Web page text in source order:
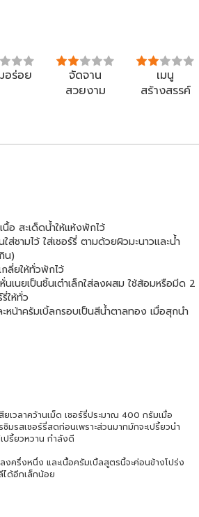
อร่อย
จัดจาน
สวยงาม
เมนู
สร้างสรรค์
อ สะเด็ดน้ำให้แห้งพักไว้
ชามไว้ ใส่เชอร์รี่ ตามด้วยผิวมะนาวและน้ำ
น)
ลี่ยให้ทั่วพักไว้
เนยเป็นชิ้นเต๋าเล็กใส่ลงผสม ใช้ส้อมหรือมีด 2
ให้ทั่ว
น้าครัมเบิ้ลกรอบเป็นสีน้ำตาลทอง เมื่อสุกนำ
เวลาคว้านเม็ด เชอร์รี่ประมาณ 400 กรัมเมื่อ
รสเชอร์รี่สดก่อนเพราะส่วนมากมักจะเปรี้ยวนำ
ปรี้ยวหวาน กำลังดี
ครึ่งหนึ่ง และเนื้อครัมเบิ้ลสูตรนี้จะค่อนข้างโปร่ง
ได้อีกเล็กน้อย